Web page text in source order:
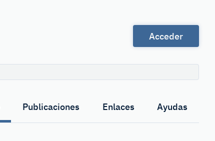
Acceder
Publicaciones Enlaces Ayudas